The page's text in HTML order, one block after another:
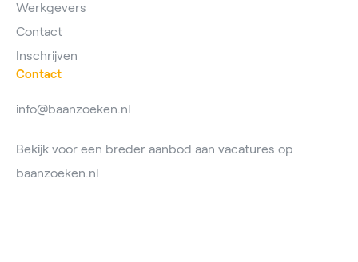
Werkgevers
Contact
Inschrijven
Contact
info@baanzoeken.nl
Bekijk voor een breder aanbod aan vacatures op
baanzoeken.nl